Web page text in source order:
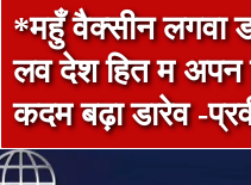
*महुँ वैक्सीन लगवा
लव देश हित म अपन
कदम बढ़ा डारेव -